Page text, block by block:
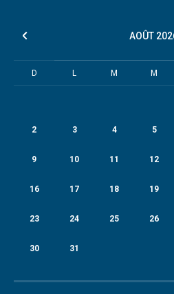
AOÛT
D L M M
2 3 4 5
9 10 11 12
16 17 18 19
23 24 25 26
30 31